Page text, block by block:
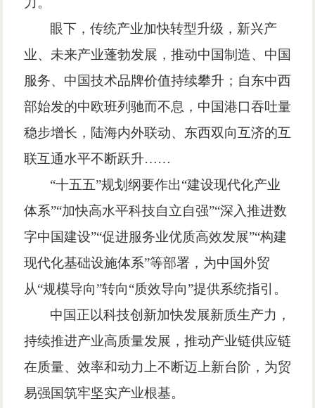
眼下，传统产业加快转型升级，新兴产
业、未来产业蓬勃发展，推动中国制造、中国
服务、中国技术品牌价值持续攀升；自东中西
部始发的中欧班列驰而不息，中国港口吞吐量
稳步增长，陆海内外联动、东西双向互济的互
联互通水平不断跃升……
“十五五”规划纲要作出“建设现代化产业
体系”“加快高水平科技自立自强”“深入推进数
字中国建设”“促进服务业优质高效发展”“构建
现代化基础设施体系”等部署，为中国外贸
从“规模导向”转向“质效导向”提供系统指引。
中国正以科技创新加快发展新质生产力，
持续推进产业高质量发展，推动产业链供应链
在质量、效率和动力上不断迈上新台阶，为贸
易强国筑牢坚实产业根基。